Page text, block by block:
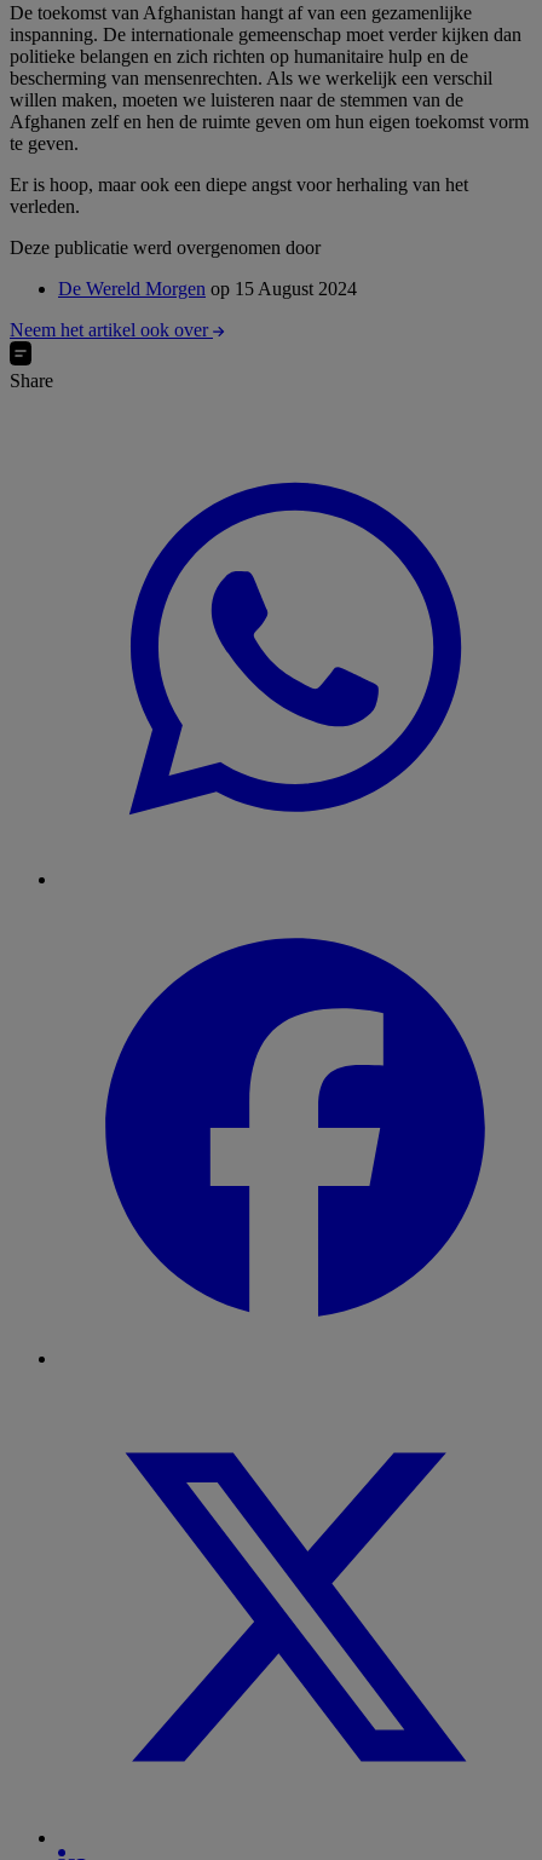
De toekomst van Afghanistan hangt af van een gezamenlijke
inspanning. De internationale gemeenschap moet verder kijken dan
politieke belangen en zich richten op humanitaire hulp en de
bescherming van mensenrechten. Als we werkelijk een verschil
willen maken, moeten we luisteren naar de stemmen van de
Afghanen zelf en hen de ruimte geven om hun eigen toekomst vorm
te geven.
Er is hoop, maar ook een diepe angst voor herhaling van het
verleden.
Deze publicatie werd overgenomen door
De Wereld Morgen op 15 August 2024
Neem het artikel ook over
Share